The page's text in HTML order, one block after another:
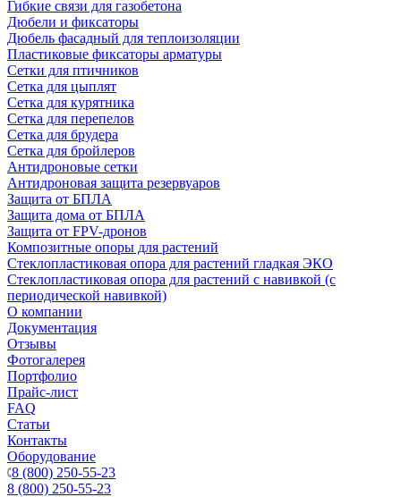
Гибкие связи для газобетона
Дюбели и фиксаторы
Дюбель фасадный для теплоизоляции
Пластиковые фиксаторы арматуры
Сетки для птичников
Сетка для цыплят
Сетка для курятника
Сетка для перепелов
Сетка для брудера
Сетка для бройлеров
Антидроновые сетки
Антидроновая защита резервуаров
Защита от БПЛА
Защита дома от БПЛА
Защита от FPV-дронов
Композитные опоры для растений
Стеклопластиковая опора для растений гладкая ЭКО
Стеклопластиковая опора для растений с навивкой (с
периодической навивкой)
О компании
Документация
Отзывы
Фотогалерея
Портфолио
Прайс-лист
FAQ
Статьи
Контакты
Оборудование
8 (800) 250-55-23
8 (800) 250-55-23